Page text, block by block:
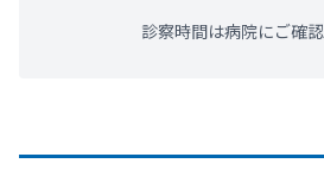
診察時間は病院にご確